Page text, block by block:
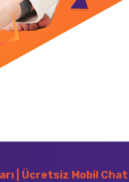
| Ücretsiz Mobil Chat